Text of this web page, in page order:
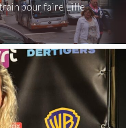
pour faire Lille